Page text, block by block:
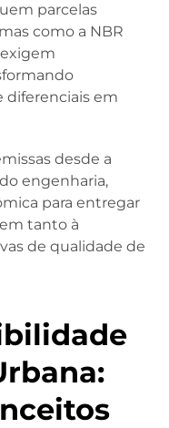
parcelas
como a NBR
diferenciais em
desde a
engenharia,
para entregar
tanto à
de qualidade de